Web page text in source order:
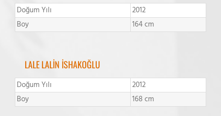
Doğum Yılı
2012
Boy
164 cm
LALE LALİN İSHAKOĞLU
Doğum Yılı
2012
Boy
168 cm